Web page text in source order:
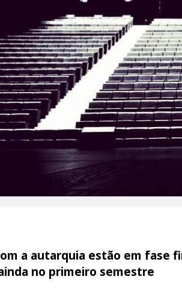
a autarquia estão em fase
no primeiro semestre